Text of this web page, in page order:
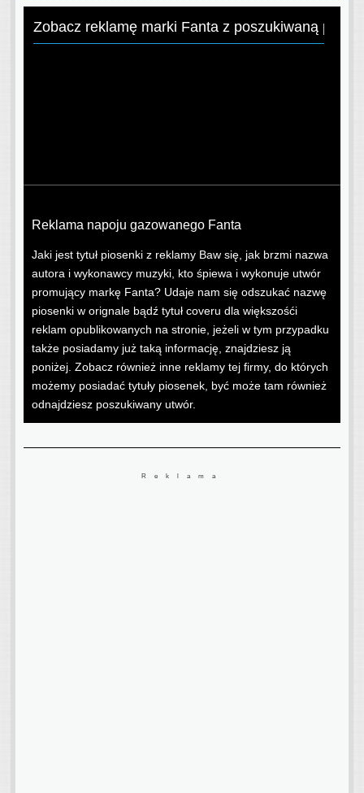
Zobacz reklamę marki Fanta z poszukiwaną
Reklama napoju gazowanego Fanta
Jaki jest tytuł piosenki z reklamy Baw się, jak brzmi nazwa
autora i wykonawcy muzyki, kto śpiewa i wykonuje utwór
promujący markę Fanta? Udaje nam się odszukać nazwę
piosenki w orignale bądź tytuł coveru dla większośći
reklam opublikowanych na stronie, jeżeli w tym przypadku
także posiadamy już taką informację, znajdziesz ją
poniżej. Zobacz również inne reklamy tej firmy, do których
możemy posiadać tytuły piosenek, być może tam również
odnajdziesz poszukiwany utwór.
Reklama